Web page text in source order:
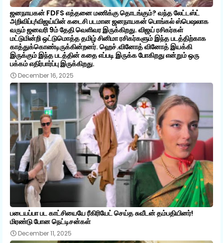
ஜனநாயகன் FDFS எத்தனை மணிக்கு தொடங்கும்? வந்த லேட்டஸ்ட்
அறிவிப்பு!விஜய்யின் கடைசி படமான ஜனநாயகன் பொங்கல் ஸ்பெஷலாக
வரும் ஜனவரி 9ம் தேதி வெளிவர இருக்கிறது. விஜய் ரசிகர்கள்
மட்டுமின்றி ஒட்டுமொத்த தமிழ் சினிமா ரசிகர்களும் இந்த படத்திற்காக
காத்துக்கொண்டிருக்கின்றனர். ஹெச்.வினோத் வினோத் இயக்கி
இருக்கும் இந்த படத்தின் கதை எப்படி இருக்க போகிறது என்றும் ஒரு
பக்கம் எதிர்பார்ப்பு இருக்கிறது.
December 16, 2025
படையப்பா பட காட்சியையே ரீகிரியேட் செய்த சுவீடன் தம்பதியினர்!
மிரண்டு போன நெட்டிசன்கள்
December 11, 2025